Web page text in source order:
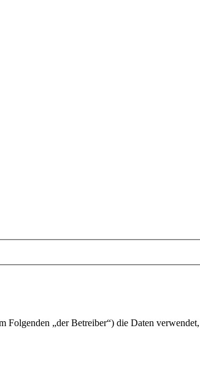
„der Betreiber“) die Daten